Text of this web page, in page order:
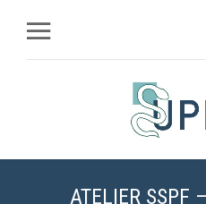
ATELIER SSPF